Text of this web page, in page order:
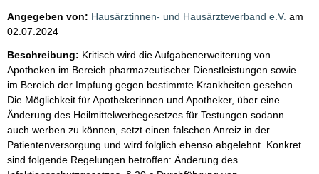
Angegeben von: Hausärztinnen- und Hausärzteverband e.V. am
02.07.2024
Beschreibung: Kritisch wird die Aufgabenerweiterung von
Apotheken im Bereich pharmazeutischer Dienstleistungen sowie
im Bereich der Impfung gegen bestimmte Krankheiten gesehen.
Die Möglichkeit für Apothekerinnen und Apotheker, über eine
Änderung des Heilmittelwerbegesetzes für Testungen sodann
auch werben zu können, setzt einen falschen Anreiz in der
Patientenversorgung und wird folglich ebenso abgelehnt. Konkret
sind folgende Regelungen betroffen: Änderung des